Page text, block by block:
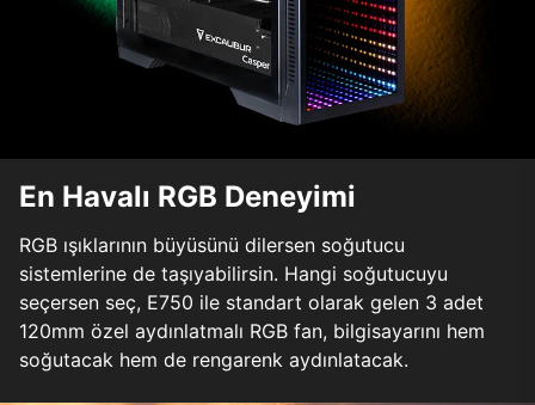
En Havalı RGB Deneyimi
RGB ışıklarının büyüsünü dilersen soğutucu
sistemlerine de taşıyabilirsin. Hangi soğutucuyu
seçersen seç, E750 ile standart olarak gelen 3 adet
120mm özel aydınlatmalı RGB fan, bilgisayarını hem
soğutacak hem de rengarenk aydınlatacak.